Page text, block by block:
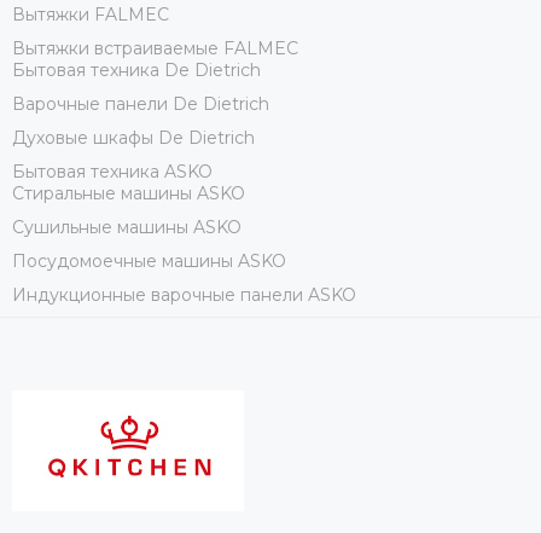
Вытяжки FALMEC
Вытяжки встраиваемые FALMEC
Бытовая техника De Dietrich
Варочные панели De Dietrich
Духовые шкафы De Dietrich
Бытовая техника ASKO
Стиральные машины ASKO
Сушильные машины ASKO
Посудомоечные машины ASKO
Индукционные варочные панели ASKO